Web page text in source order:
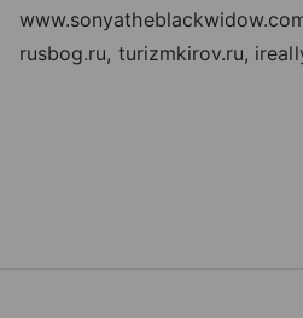
rusbog.ru, turizmkirov.ru,